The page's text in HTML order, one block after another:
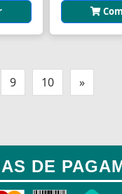
9 10 »
DE